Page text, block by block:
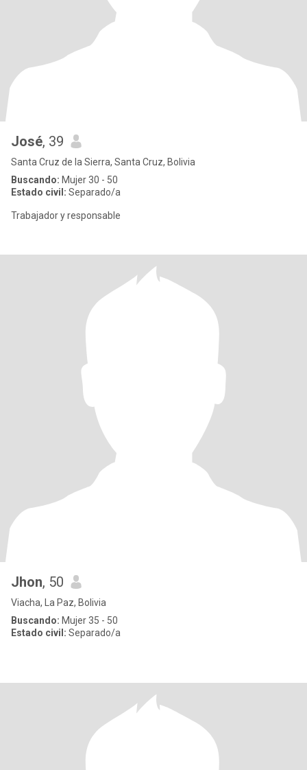
José, 39
Santa Cruz de la Sierra, Santa Cruz, Bolivia
Buscando: Mujer 30 - 50
Estado civil: Separado/a
Trabajador y responsable
Jhon, 50
Viacha, La Paz, Bolivia
Buscando: Mujer 35 - 50
Estado civil: Separado/a